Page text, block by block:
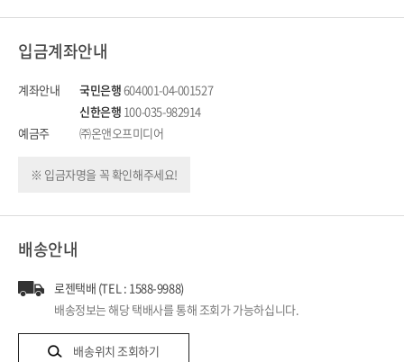
입금계좌안내
계좌안내 국민은행604001-04-001527
신한은행 100-035-982914
예금주
㈜온앤오프미디어
※ 입금자명을 꼭 확인해주세요!
배송안내
로젠택배 (TEL : 1588-9988)
배송정보는 해당 택배사를 통해 조회가 가능하십니다.
배송위치 조회하기